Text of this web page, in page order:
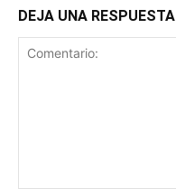
DEJA UNA RESPUESTA